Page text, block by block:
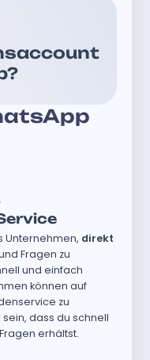
Unternehmen, direkt
Fragen zu
und einfach
können auf
zu
dass du schnell
erhältst.